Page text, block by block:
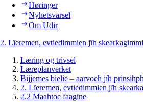
Høringer
Nyhetsvarsel
Om Udir
2. Lïeremen, evtiedimmien jïh
Læring og trivsel
Læreplanverket
Bijjemes bielie – aarvoeh jïh
2. Lïeremen, evtiedimmien jïh
2.2 Maahtoe faagine